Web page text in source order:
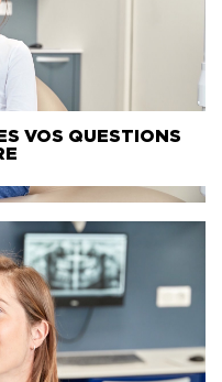
VOS QUESTIONS